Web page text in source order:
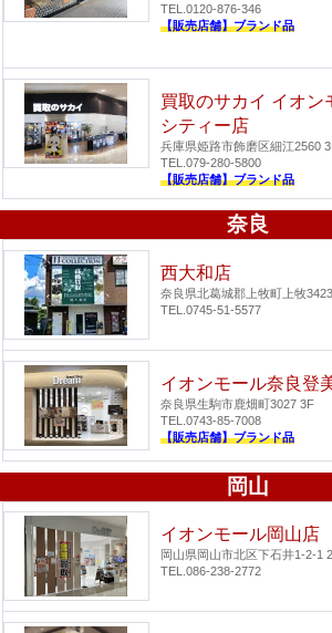
TEL.0120-876-346
【販売店舗】ブランド品
買取のサカイ イオン
シティー店
兵庫県姫路市飾磨区細江2560
TEL.079-280-5800
【販売店舗】ブランド品
奈良
西大和店
奈良県北葛城郡上牧町上牧
TEL.0745-51-5577
イオンモール奈良登
奈良県生駒市鹿畑町3027 3F
TEL.0743-85-7008
【販売店舗】ブランド品
岡山
イオンモール岡山店
岡山県岡山市北区下石井1-2-1
TEL.086-238-2772